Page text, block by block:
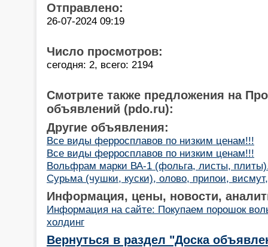
Отправлено:
26-07-2024 09:19
Число просмотров:
сегодня: 2, всего: 2194
Смотрите также предложения на
объявлений (pdo.ru):
Другие объявления:
Все виды ферросплавов по низким ценам!!!
Все виды ферросплавов по низким ценам!!!
Вольфрам марки ВА-1 (фольга, листы,
Сурьма (чушки, куски), олово, припои,
Информация, цены, новости,
Информация на сайте: Покупаем порошок
холдинг
Вернуться в раздел "Доска